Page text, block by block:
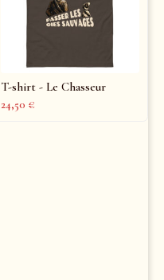
T-shirt - Le Chasseur
24,50 €